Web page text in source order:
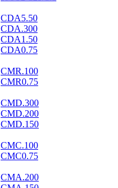
CDA5.50
CDA.300
CDA1.50
CDA0.75
CMR.100
CMR0.75
CMD.300
CMD.200
CMD.150
CMC.100
CMC0.75
CMA.200